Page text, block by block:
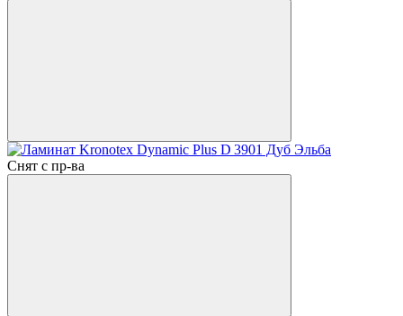
Снят с пр-ва